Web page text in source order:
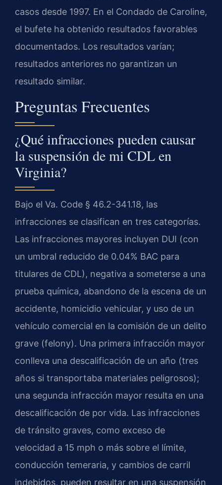
casos desde 1997. En el Condado de Caroline,
el bufete ha obtenido resultados favorables
documentados. Los resultados varían;
resultados anteriores no garantizan un
resultado similar.
Preguntas Frecuentes
¿Qué infracciones pueden causar
la suspensión de mi CDL en
Virginia?
Bajo el Va. Code § 46.2-341.18, las
infracciones se clasifican en tres categorías.
Las infracciones mayores incluyen DUI (con
un umbral reducido de 0.04% BAC para
titulares de CDL), negativa a someterse a una
prueba química, abandono de la escena de un
accidente, homicidio vehicular, y uso de un
vehículo comercial en la comisión de un delito
grave (felony). Una primera infracción mayor
conlleva una descalificación de un año (tres
años si transportaba materiales peligrosos);
una segunda infracción mayor resulta en una
descalificación de por vida. Las infracciones
de tránsito graves, como exceso de
velocidad a 15 mph o más sobre el límite,
conducción temeraria, y cambios de carril
indebidos, pueden resultar en una suspensión